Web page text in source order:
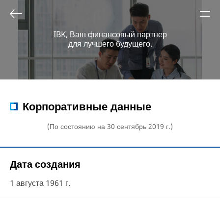
IBK, Ваш финансовый партнер
для лучшего будущего.
Корпоративные данные
(По состоянию на 30 сентябрь 2019 г.)
Дата создания
1 августа 1961 г.